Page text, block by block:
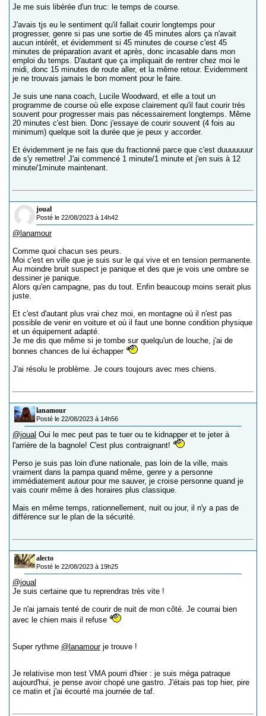
Je me suis libérée d'un truc: le temps de course.
J'avais tjs eu le sentiment qu'il fallait courir longtemps pour
progresser, genre si pas une sortie de 45 minutes alors ça n'avait
aucun intérêt, et évidemment si 45 minutes de course c'est 45
minutes de préparation avant et après, donc incasable dans mon
emploi du temps. D'autant que ça impliquait de rentrer chez moi le
midi, donc 15 minutes de route aller, et la même retour. Evidemment
je ne trouvais jamais le bon moment pour le faire.
Je suis une nana coach, Lucile Woodward, et elle a tout un
programme de course où elle expose clairement qu'il faut courir très
souvent pour progresser mais pas nécessairement longtemps. Même
20 minutes c'est bien. Donc j'essaye de courir souvent (4 fois au
minimum) quelque soit la durée que je peux y accorder.
Et évidemment je ne fais que du fractionné parce que c'est duuuuuuur
de s'y remettre! J'ai commencé 1 minute/1 minute et j'en suis à 12
minute/1minute maintenant.
joual
Posté le 22/08/2023 à 14h42
@lanamour
Comme quoi chacun ses peurs.
Moi c'est en ville que je suis sur le qui vive et en tension permanente.
Au moindre bruit suspect je panique et des que je vois une ombre se
dessiner je panique.
Alors qu'en campagne, pas du tout. Enfin beaucoup moins serait plus
juste.
Et c'est d'autant plus vrai chez moi, en montagne où il n'est pas
possible de venir en voiture et où il faut une bonne condition physique
et un équipement adapté.
Je me dis que même si je tombe sur quelqu'un de louche, j'ai de
bonnes chances de lui échapper
J'ai résolu le problème. Je cours toujours avec mes chiens.
lanamour
Posté le 22/08/2023 à 14h56
@joual Oui le mec peut pas te tuer ou te kidnapper et te jeter à
l'arrière de la bagnole! C'est plus contraignant!
Perso je suis pas loin d'une nationale, pas loin de la ville, mais
vraiment dans la pampa quand même, genre y a personne
immédiatement autour pour me sauver, je croise personne quand je
vais courir même à des horaires plus classique.
Mais en même temps, rationnellement, nuit ou jour, il n'y a pas de
différence sur le plan de la sécurité.
alecto
Posté le 22/08/2023 à 19h25
@joual
Je suis certaine que tu reprendras très vite !
Je n'ai jamais tenté de courir de nuit de mon côté. Je courrai bien
avec le chien mais il refuse
Super rythme @lanamour je trouve !
Je relativise mon test VMA pourri d'hier : je suis méga patraque
aujourd'hui, je pense avoir chopé une gastro. J'étais pas top hier, pire
ce matin et j'ai écourté ma journée de taf.